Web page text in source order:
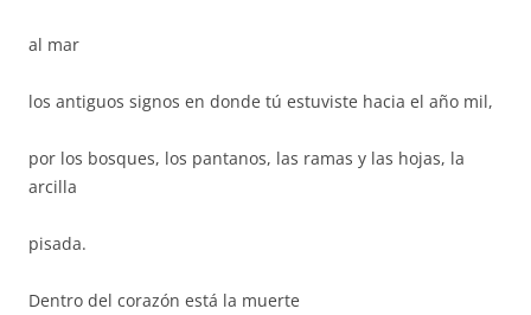
al mar
los antiguos signos en donde tú estuviste hacia el año mil,
por los bosques, los pantanos, las ramas y las hojas, la
arcilla
pisada.
Dentro del corazón está la muerte